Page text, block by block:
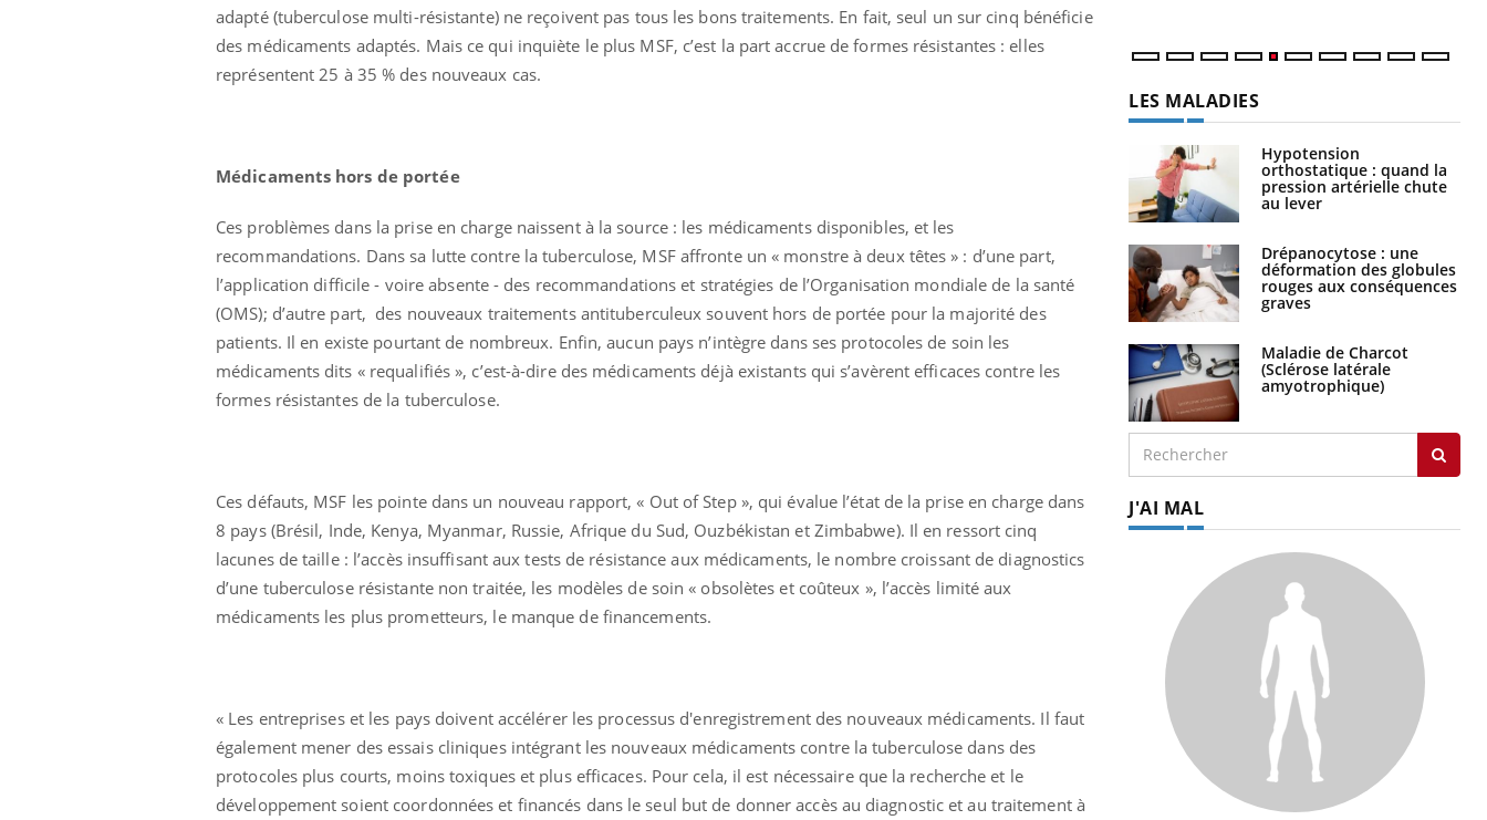
adapté (tuberculose multi-résistante) ne reçoivent pas tous les bons traitements. En fait, seul un sur cinq bénéficie
des médicaments adaptés. Mais ce qui inquiète le plus MSF, c’est la part accrue de formes résistantes : elles
représentent 25 à 35 % des nouveaux cas.
Médicaments hors de portée
Ces problèmes dans la prise en charge naissent à la source : les médicaments disponibles, et les
recommandations. Dans sa lutte contre la tuberculose, MSF affronte un « monstre à deux têtes » : d’une part,
l’application difficile - voire absente - des recommandations et stratégies de l’Organisation mondiale de la santé
(OMS); d’autre part, des nouveaux traitements antituberculeux souvent hors de portée pour la majorité des
patients. Il en existe pourtant de nombreux. Enfin, aucun pays n’intègre dans ses protocoles de soin les
médicaments dits « requalifiés », c’est-à-dire des médicaments déjà existants qui s’avèrent efficaces contre les
formes résistantes de la tuberculose.
Ces défauts, MSF les pointe dans un nouveau rapport, « Out of Step », qui évalue l’état de la prise en charge dans
8 pays (Brésil, Inde, Kenya, Myanmar, Russie, Afrique du Sud, Ouzbékistan et Zimbabwe). Il en ressort cinq
lacunes de taille : l’accès insuffisant aux tests de résistance aux médicaments, le nombre croissant de diagnostics
d’une tuberculose résistante non traitée, les modèles de soin « obsolètes et coûteux », l’accès limité aux
médicaments les plus prometteurs, le manque de financements.
« Les entreprises et les pays doivent accélérer les processus d'enregistrement des nouveaux médicaments. Il faut
également mener des essais cliniques intégrant les nouveaux médicaments contre la tuberculose dans des
protocoles plus courts, moins toxiques et plus efficaces. Pour cela, il est nécessaire que la recherche et le
développement soient coordonnées et financés dans le seul but de donner accès au diagnostic et au traitement à
LES MALADIES
Hypotension
orthostatique : quand la
pression artérielle chute
au lever
Drépanocytose : une
déformation des globules
rouges aux conséquences
graves
Maladie de Charcot
(Sclérose latérale
amyotrophique)
J'AI MAL